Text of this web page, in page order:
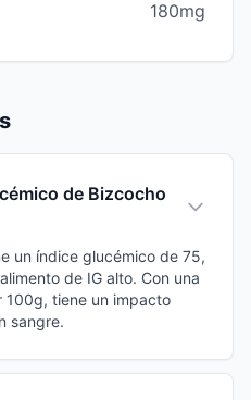
180mg
de Bizcocho
un índice glucémico de 75,
de IG alto. Con una
tiene un impacto
sangre.